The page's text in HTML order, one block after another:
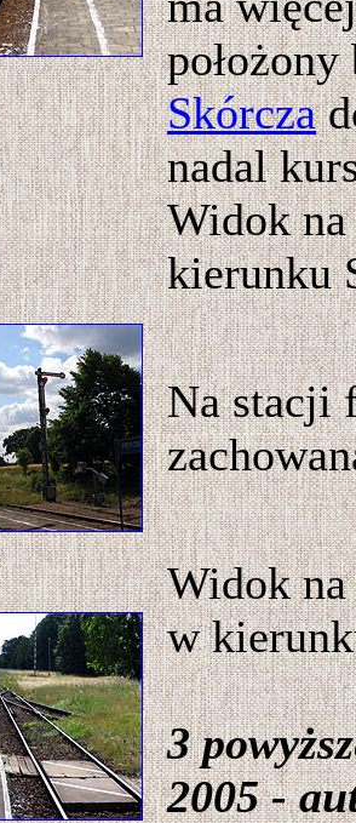
Skórcza
nadal
Widok na
kierunku
Na stacji
Widok
w
3
2005 -